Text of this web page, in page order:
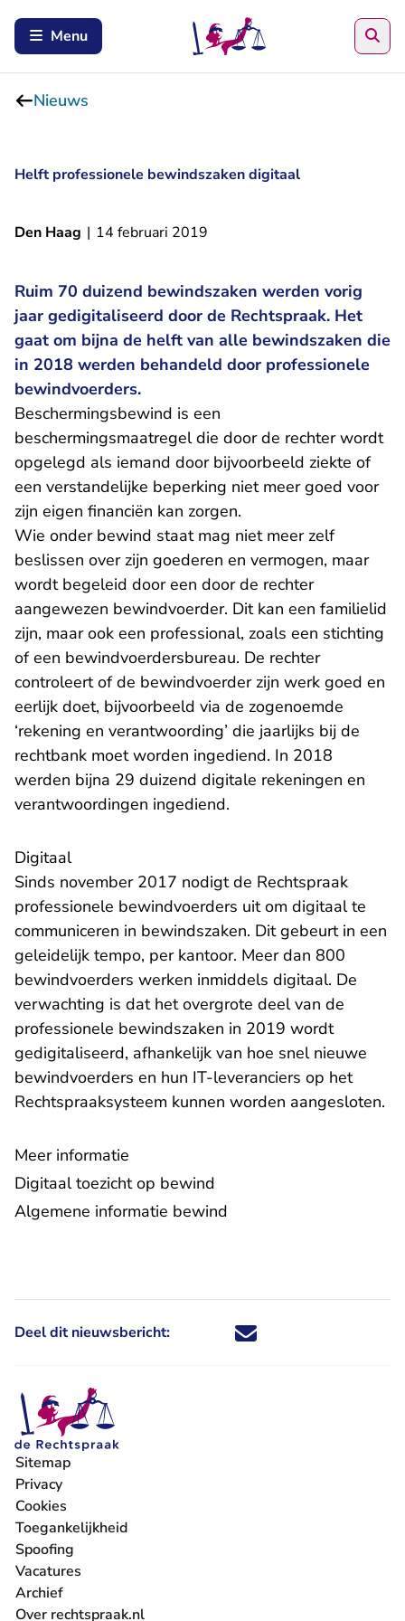
Menu
Nieuws
Helft professionele bewindszaken digitaal
Den Haag | 14 februari 2019
Ruim 70 duizend bewindszaken werden vorig
jaar gedigitaliseerd door de Rechtspraak. Het
gaat om bijna de helft van alle bewindszaken die
in 2018 werden behandeld door professionele
bewindvoerders.
Beschermingsbewind is een
beschermingsmaatregel die door de rechter wordt
opgelegd als iemand door bijvoorbeeld ziekte of
een verstandelijke beperking niet meer goed voor
zijn eigen financiën kan zorgen.
Wie onder bewind staat mag niet meer zelf
beslissen over zijn goederen en vermogen, maar
wordt begeleid door een door de rechter
aangewezen bewindvoerder. Dit kan een familielid
zijn, maar ook een professional, zoals een stichting
of een bewindvoerdersbureau. De rechter
controleert of de bewindvoerder zijn werk goed en
eerlijk doet, bijvoorbeeld via de zogenoemde
‘rekening en verantwoording’ die jaarlijks bij de
rechtbank moet worden ingediend. In 2018
werden bijna 29 duizend digitale rekeningen en
verantwoordingen ingediend.
Digitaal
Sinds november 2017 nodigt de Rechtspraak
professionele bewindvoerders uit om digitaal te
communiceren in bewindszaken. Dit gebeurt in een
geleidelijk tempo, per kantoor. Meer dan 800
bewindvoerders werken inmiddels digitaal. De
verwachting is dat het overgrote deel van de
professionele bewindszaken in 2019 wordt
gedigitaliseerd, afhankelijk van hoe snel nieuwe
bewindvoerders en hun IT-leveranciers op het
Rechtspraaksysteem kunnen worden aangesloten.
Meer informatie
Digitaal toezicht op bewind
Algemene informatie bewind
Deel dit nieuwsbericht: Deel dit nieuwsbericht via X -
Deel dit nieuwsbericht via
Deel dit nieuwsbericht
Deel dit
Sitemap
Privacy
Cookies
Toegankelijkheid
Spoofing
Vacatures
- U verlaat Rechtspraak.nl
Archief
Over rechtspraak.nl